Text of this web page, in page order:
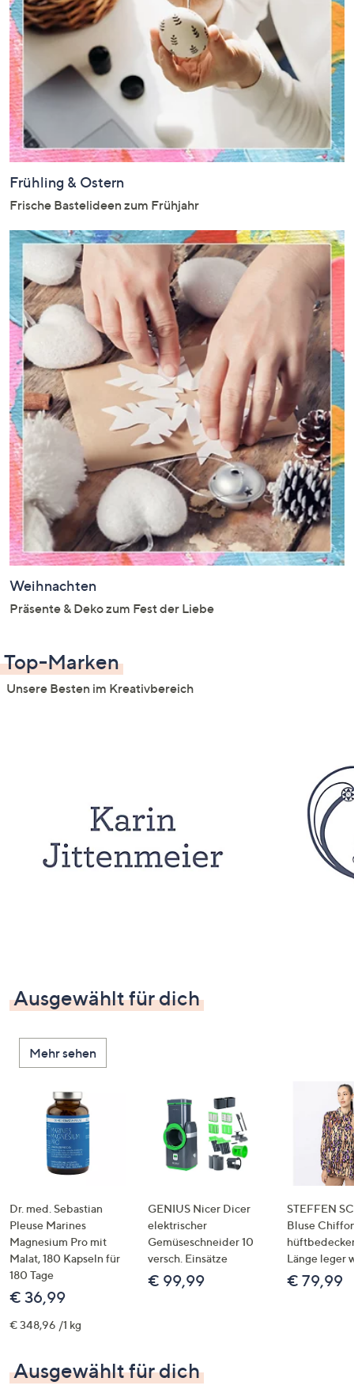
Frühling & Ostern
Frische Bastelideen zum Frühjahr
Weihnachten
Präsente & Deko zum Fest der Liebe
Top-Marken
Unsere Besten im Kreativbereich
Ausgewählt für dich
Mehr sehen
Dr. med. Sebastian
Pleuse Marines
Magnesium Pro mit
Malat, 180 Kapseln für
180 Tage
€ 36,99
€ 348,96 /1 kg
GENIUS Nicer Dicer
elektrischer
Gemüseschneider 10
versch. Einsätze
€ 99,99
STEFFEN
Bluse
Länge leger
€ 79,99
Ausgewählt für dich